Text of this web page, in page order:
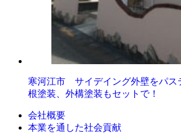
寒河江市 サイデイング外壁をパ
根塗装、外構塗装もセットで！
会社概要
本業を通した社会貢献